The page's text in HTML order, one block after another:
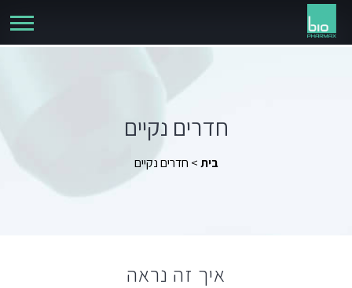
חדרים נקיים
בית > חדרים נקיים
איך זה נראה